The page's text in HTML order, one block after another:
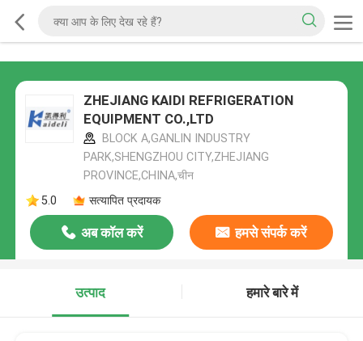
ZHEJIANG KAIDI REFRIGERATION
EQUIPMENT CO.,LTD
BLOCK A,GANLIN INDUSTRY
PARK,SHENGZHOU CITY,ZHEJIANG
PROVINCE,CHINA,चीन
5.0
सत्यापित प्रदायक
अब कॉल करें हमसे संपर्क करें
उत्पाद हमारे बारे में